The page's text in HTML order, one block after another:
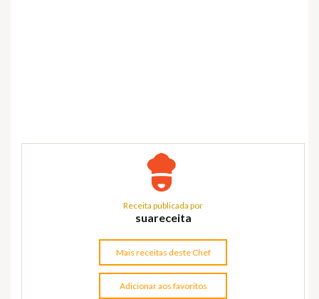
Receita publicada por
suareceita
Mais receitas deste Chef
Adicionar aos favoritos